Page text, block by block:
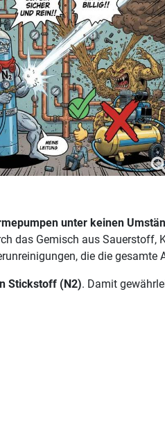
unter keinen
das Gemisch aus Sauerstoff,
die die
Stickstoff (N2). Damit